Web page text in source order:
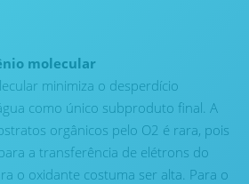
molecular
minimiza o desperdício
como único subproduto final. A
orgânicos pelo O2 é rara, pois
a transferência de elétrons do
o oxidante costuma ser alta. Para o